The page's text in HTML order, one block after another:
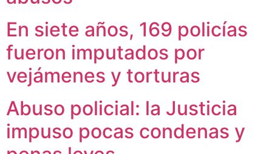
En siete años, 169 policías
fueron imputados por
vejámenes y torturas
Abuso policial: la Justicia
impuso pocas condenas y